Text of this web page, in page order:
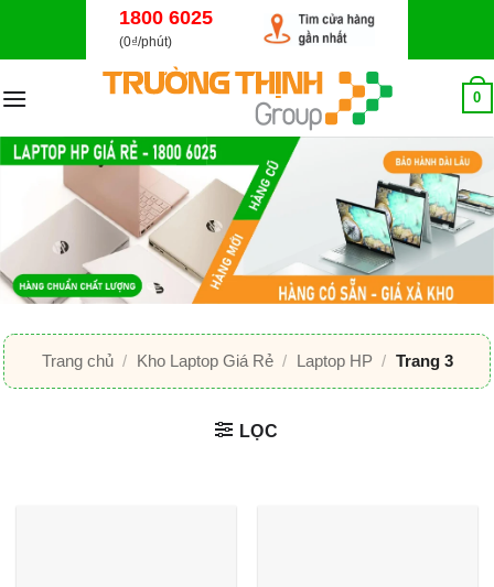
dung
1800 6025
(0₫/phút)
0
Trang chủ / Kho Laptop Giá Rẻ / Laptop HP / Trang 3
LỌC